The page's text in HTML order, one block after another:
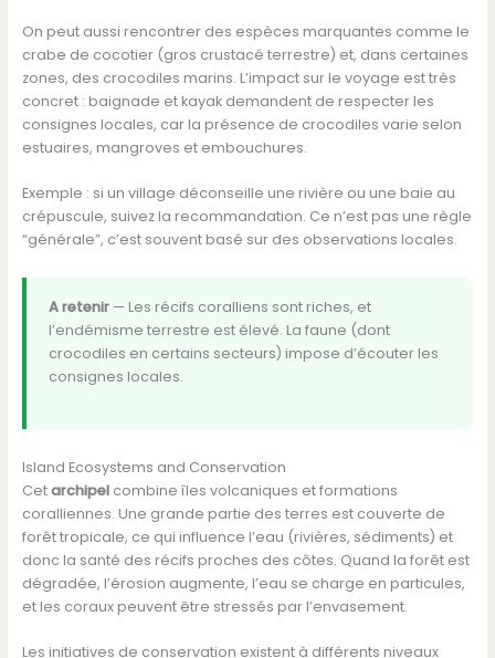
On peut aussi rencontrer des espèces marquantes comme le
crabe de cocotier (gros crustacé terrestre) et, dans certaines
zones, des crocodiles marins. L’impact sur le voyage est très
concret : baignade et kayak demandent de respecter les
consignes locales, car la présence de crocodiles varie selon
estuaires, mangroves et embouchures.
Exemple : si un village déconseille une rivière ou une baie au
crépuscule, suivez la recommandation. Ce n’est pas une règle
“générale”, c’est souvent basé sur des observations locales.
A retenir— Les récifs coralliens sont riches, et
l’endémisme terrestre est élevé. La faune (dont
crocodiles en certains secteurs) impose d’écouter les
consignes locales.
Island Ecosystems and Conservation
Cetarchipelcombine îles volcaniques et formations
coralliennes. Une grande partie des terres est couverte de
forêt tropicale, ce qui influence l’eau (rivières, sédiments) et
donc la santé des récifs proches des côtes. Quand la forêt est
dégradée, l’érosion augmente, l’eau se charge en particules,
et les coraux peuvent être stressés par l’envasement.
Les initiatives de conservation existent à différents niveaux